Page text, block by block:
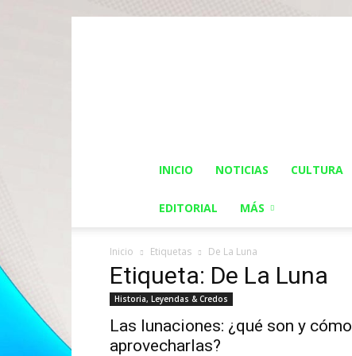
INICIO NOTICIAS CULTURA
EDITORIAL MÁS
Inicio Etiquetas De La Luna
Etiqueta: De La Luna
Historia, Leyendas & Credos
Las lunaciones: ¿qué son y cómo
aprovecharlas?